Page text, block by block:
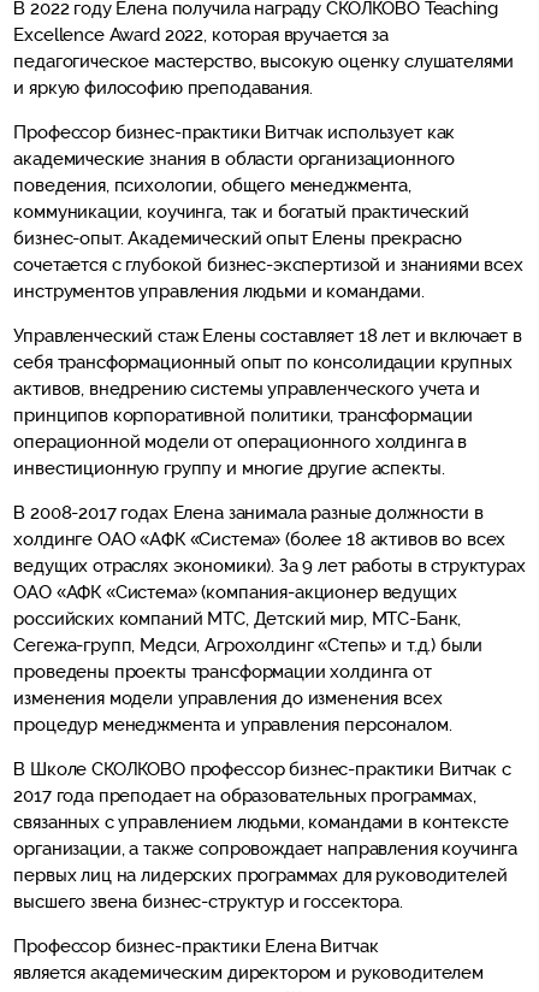
В 2022 году Елена получила награду СКОЛКОВО Teaching
Excellence Award 2022, которая вручается за
педагогическое мастерство, высокую оценку слушателями
и яркую философию преподавания.
Профессор бизнес-практики Витчак использует как
академические знания в области организационного
поведения, психологии, общего менеджмента,
коммуникации, коучинга, так и богатый практический
бизнес-опыт. Академический опыт Елены прекрасно
сочетается с глубокой бизнес-экспертизой и знаниями всех
инструментов управления людьми и командами.
Управленческий стаж Елены составляет 18 лет и включает в
себя трансформационный опыт по консолидации крупных
активов, внедрению системы управленческого учета и
принципов корпоративной политики, трансформации
операционной модели от операционного холдинга в
инвестиционную группу и многие другие аспекты.
В 2008-2017 годах Елена занимала разные должности в
холдинге ОАО «АФК «Система» (более 18 активов во всех
ведущих отраслях экономики). За 9 лет работы в структурах
ОАО «АФК «Система» (компания-акционер ведущих
российских компаний МТС, Детский мир, МТС-Банк,
Сегежа-групп, Медси, Агрохолдинг «Степь» и т.д.) были
проведены проекты трансформации холдинга от
изменения модели управления до изменения всех
процедур менеджмента и управления персоналом.
В Школе СКОЛКОВО профессор бизнес-практики Витчак с
2017 года преподает на образовательных программах,
связанных с управлением людьми, командами в контексте
организации, а также сопровождает направления коучинга
первых лиц на лидерских программах для руководителей
высшего звена бизнес-структур и госсектора.
Профессор бизнес-практики Елена Витчак
является академическим директором и руководителем